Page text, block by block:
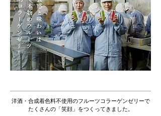
​洋酒・合成着色料不使用のフルーツコラーゲンゼリーで
たくさんの「笑顔」をつくってきました。